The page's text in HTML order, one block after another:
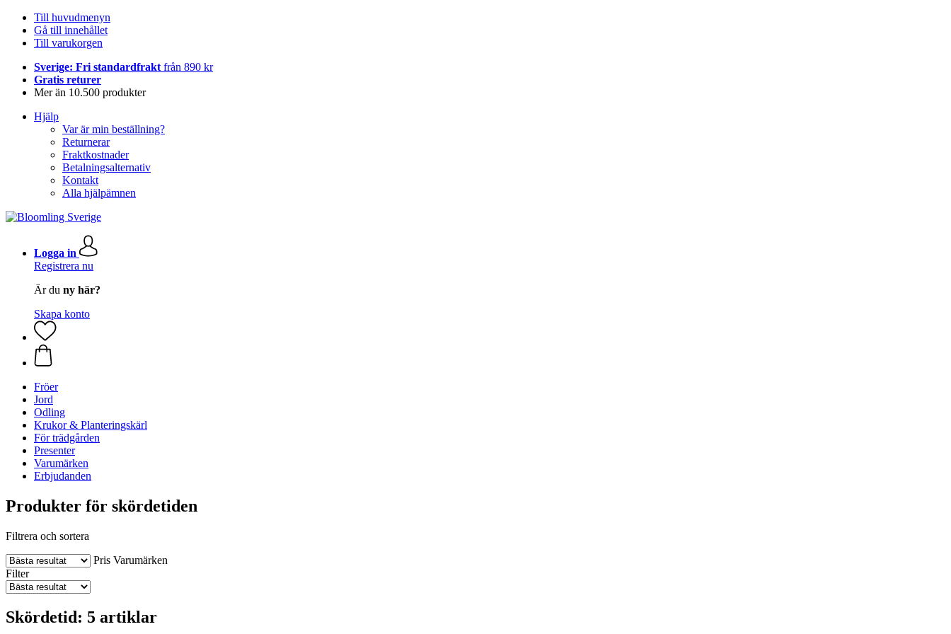
Till huvudmenyn
Gå till innehållet
Till varukorgen
Sverige: Fri standardfrakt från 890 kr
Gratis returer
Mer än 10.500 produkter
Hjälp
Var är min beställning?
Returnerar
Fraktkostnader
Betalningsalternativ
Kontakt
Alla hjälpämnen
Logga in
Registrera nu
Är du ny här?
Skapa konto
Fröer
Jord
Odling
Krukor & Planteringskärl
För trädgården
Presenter
Varumärken
Erbjudanden
Produkter för skördetiden
Filtrera och sortera
Pris Varumärken
Filter
Skördetid: 5 artiklar